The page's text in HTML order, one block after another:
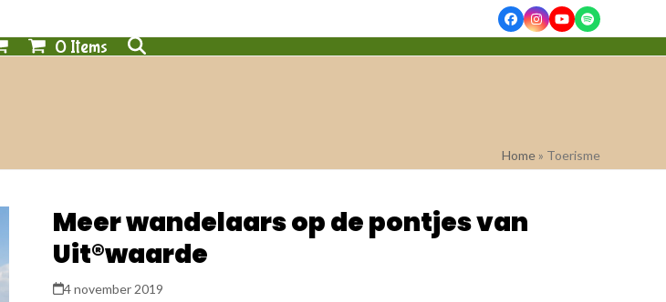
FacebookInstagram
YouTube
Spotify
0 Items
Home » Toerisme
Meer wandelaars op de pontjes van
Uit®waarde
4 november 2019